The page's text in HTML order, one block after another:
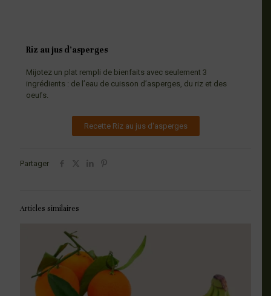
Riz au jus d’asperges
Mijotez un plat rempli de bienfaits avec seulement 3
ingrédients : de l’eau de cuisson d’asperges, du riz et des
oeufs.
Recette Riz au jus d'asperges
Partager
Articles similaires